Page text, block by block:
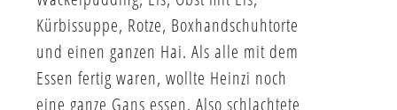
Kürbissuppe, Rotze, Boxhandschuhtorte
und einen ganzen Hai. Als alle mit dem
Essen fertig waren, wollte Heinzi noch
eine ganze Gans essen. Also schlachtete